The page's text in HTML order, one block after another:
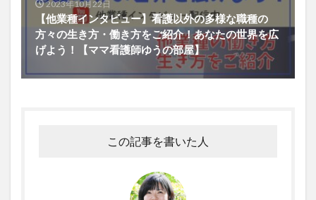
2023年10月22日
【他業種インタビュー】看護以外の多様な職種の
方々の生き方・働き方をご紹介！あなたの世界を広
げよう！【ママ看護師ゆうの部屋】
この記事を書いた人